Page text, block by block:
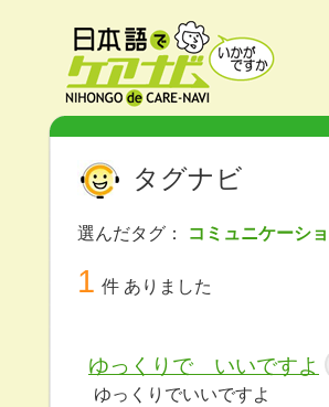
タグナビ
選んだタグ： コミュニケー
1 件 ありました
ゆっくりで いいですよ
ゆっくりでいいですよ